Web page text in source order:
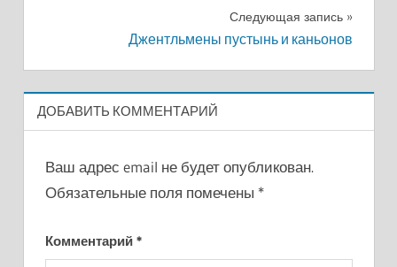
Следующая запись
Джентльмены пустынь и каньонов
ДОБАВИТЬ КОММЕНТАРИЙ
Ваш адрес email не будет опубликован.
Обязательные поля помечены *
Комментарий *